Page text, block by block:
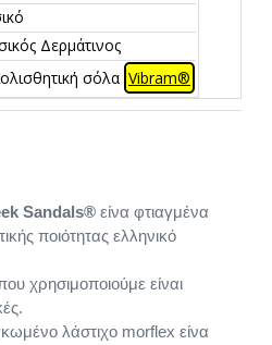
Δερμάτινος
σόλα Vibram®
Sandals® είνα φτιαγμένα
ποιότητας ελληνικό
χρησιμοποιούμε είναι
λάστιχο morflex είνα